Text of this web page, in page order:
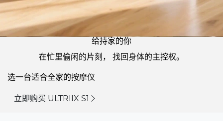
给持家的你
在忙里偷闲的片刻， 找回身体的主控权。
选一台适合全家的按摩仪
立即购买 ULTRIIX S1